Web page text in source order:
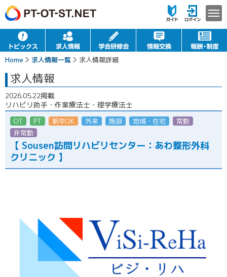
Home 求人情報一覧 求人情報詳細
求人情報
2026.05.22掲載
リハビリ助手・作業療法士・理学療法士
OT PT 新卒OK 外来 施設 地域・在宅
常勤
非常勤（パート）
【 Sousen訪問リハビリセンター：あわ整形外科
クリニック 】